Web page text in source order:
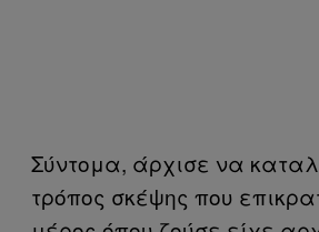
Σύντομα, άρχισε να
τρόπος σκέψης που